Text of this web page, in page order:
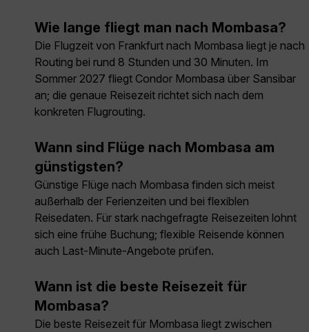
Wie lange fliegt man nach Mombasa?
Die Flugzeit von Frankfurt nach Mombasa liegt je nach
Routing bei rund 8 Stunden und 30 Minuten. Im
Sommer 2027 fliegt Condor Mombasa über Sansibar
an; die genaue Reisezeit richtet sich nach dem
konkreten Flugrouting.
Wann sind Flüge nach Mombasa am
günstigsten?
Günstige Flüge nach Mombasa finden sich meist
außerhalb der Ferienzeiten und bei flexiblen
Reisedaten. Für stark nachgefragte Reisezeiten lohnt
sich eine frühe Buchung; flexible Reisende können
auch Last-Minute-Angebote prüfen.
Wann ist die beste Reisezeit für
Mombasa?
Die beste Reisezeit für Mombasa liegt zwischen